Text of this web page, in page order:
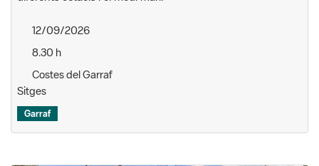
12/09/2026
8.30 h
Costes del Garraf
Sitges
Garraf